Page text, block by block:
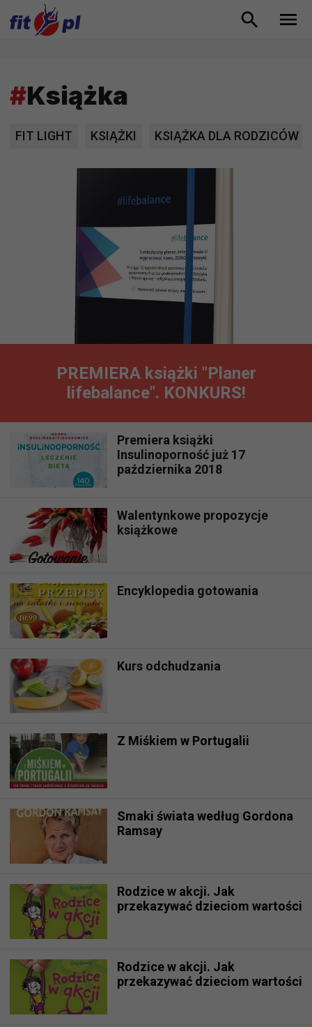
#Książka
FIT LIGHT KSIĄŻKI KSIĄŻKA DLA RODZICÓW
PREMIERA książki "Planer
lifebalance". KONKURS!
Premiera książki
Insulinoporność już 17
października 2018
Walentynkowe propozycje
książkowe
Encyklopedia gotowania
Kurs odchudzania
Z Miśkiem w Portugalii
Smaki świata według Gordona
Ramsay
Rodzice w akcji. Jak
przekazywać dzieciom wartości
Rodzice w akcji. Jak
przekazywać dzieciom wartości